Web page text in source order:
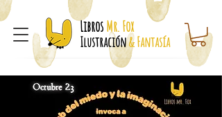
LibrosMr. Fox
Ilustración& Fantasía